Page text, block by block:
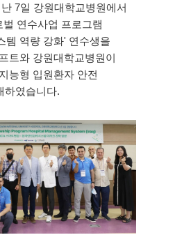
7일 강원대학교병원에서
연수사업 프로그램
템 역량 강화' 연수생을
트와 강원대학교병원이
능형 입원환자 안전
하였습니다.